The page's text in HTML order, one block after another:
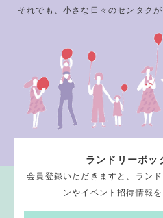
それでも、小さな日々のセンタク
ランドリーボッ
会員登録いただきますと、ラン
ンやイベント招待情報